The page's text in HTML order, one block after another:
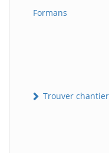
Formans
Trouver